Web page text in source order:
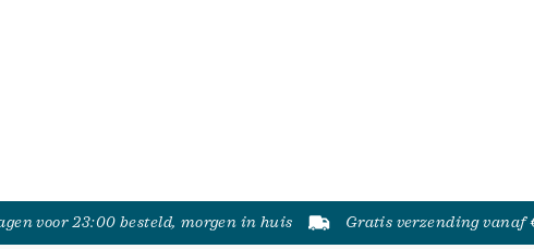
voor 23:00 besteld, morgen in huis Gratis verzending vanaf